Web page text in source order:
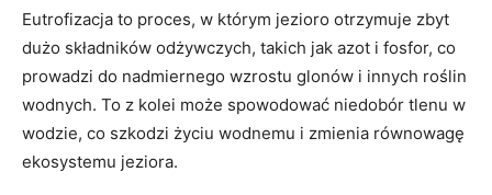
Eutrofizacja to proces, w którym jezioro otrzymuje zbyt
dużo składników odżywczych, takich jak azot i fosfor, co
prowadzi do nadmiernego wzrostu glonów i innych roślin
wodnych. To z kolei może spowodować niedobór tlenu w
wodzie, co szkodzi życiu wodnemu i zmienia równowagę
ekosystemu jeziora.